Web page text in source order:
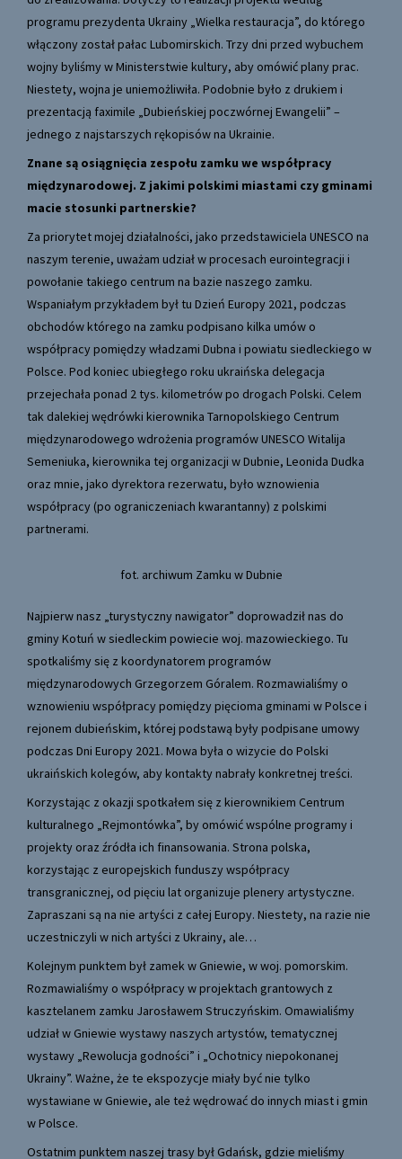
programu prezydenta Ukrainy „Wielka restauracja”, do którego
włączony został pałac Lubomirskich. Trzy dni przed wybuchem
wojny byliśmy w Ministerstwie kultury, aby omówić plany prac.
Niestety, wojna je uniemożliwiła. Podobnie było z drukiem i
prezentacją faximile „Dubieńskiej poczwórnej Ewangelii” –
jednego z najstarszych rękopisów na Ukrainie.
Znane są osiągnięcia zespołu zamku we współpracy
międzynarodowej. Z jakimi polskimi miastami czy gminami
macie stosunki partnerskie?
Za priorytet mojej działalności, jako przedstawiciela UNESCO na
naszym terenie, uważam udział w procesach eurointegracji i
powołanie takiego centrum na bazie naszego zamku.
Wspaniałym przykładem był tu Dzień Europy 2021, podczas
obchodów którego na zamku podpisano kilka umów o
współpracy pomiędzy władzami Dubna i powiatu siedleckiego w
Polsce. Pod koniec ubiegłego roku ukraińska delegacja
przejechała ponad 2 tys. kilometrów po drogach Polski. Celem
tak dalekiej wędrówki kierownika Tarnopolskiego Centrum
międzynarodowego wdrożenia programów UNESCO Witalija
Semeniuka, kierownika tej organizacji w Dubnie, Leonida Dudka
oraz mnie, jako dyrektora rezerwatu, było wznowienia
współpracy (po ograniczeniach kwarantanny) z polskimi
partnerami.
fot. archiwum Zamku w Dubnie
Najpierw nasz „turystyczny nawigator” doprowadził nas do
gminy Kotuń w siedleckim powiecie woj. mazowieckiego. Tu
spotkaliśmy się z koordynatorem programów
międzynarodowych Grzegorzem Góralem. Rozmawialiśmy o
wznowieniu współpracy pomiędzy pięcioma gminami w Polsce i
rejonem dubieńskim, której podstawą były podpisane umowy
podczas Dni Europy 2021. Mowa była o wizycie do Polski
ukraińskich kolegów, aby kontakty nabrały konkretnej treści.
Korzystając z okazji spotkałem się z kierownikiem Centrum
kulturalnego „Rejmontówka”, by omówić wspólne programy i
projekty oraz źródła ich finansowania. Strona polska,
korzystając z europejskich funduszy współpracy
transgranicznej, od pięciu lat organizuje plenery artystyczne.
Zapraszani są na nie artyści z całej Europy. Niestety, na razie nie
uczestniczyli w nich artyści z Ukrainy, ale…
Kolejnym punktem był zamek w Gniewie, w woj. pomorskim.
Rozmawialiśmy o współpracy w projektach grantowych z
kasztelanem zamku Jarosławem Struczyńskim. Omawialiśmy
udział w Gniewie wystawy naszych artystów, tematycznej
wystawy „Rewolucja godności” i „Ochotnicy niepokonanej
Ukrainy”. Ważne, że te ekspozycje miały być nie tylko
wystawiane w Gniewie, ale też wędrować do innych miast i gmin
w Polsce.
Ostatnim punktem naszej trasy był Gdańsk, gdzie mieliśmy